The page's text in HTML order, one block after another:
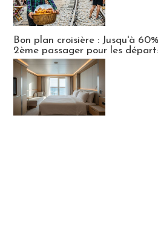
Bon plan croisière : Jusqu'à
2ème passager pour les